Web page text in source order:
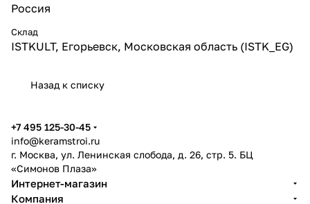
Россия
Склад
ISTKULT, Егорьевск, Московская область (ISTK_EG)
Назад к списку
+7 495 125-30-45
info@keramstroi.ru
г. Москва, ул. Ленинская слобода, д. 26, стр. 5. БЦ
«Симонов Плаза»
Интернет-магазин
Компания